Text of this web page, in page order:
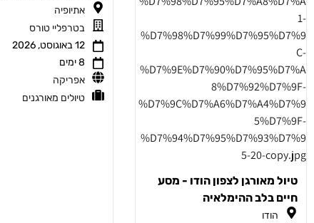
טיול מאורגן לצפון הודו - מסע
חיים בלב ההימלאיה
הודו
אתיופיה
בטרפליי טורס
12 באוגוסט, 2026
8 ימים
אפריקה
טיולים מאורגנים